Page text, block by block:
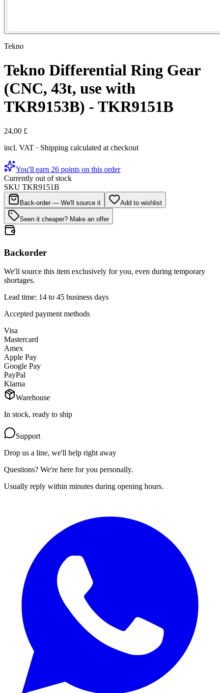
Tekno
Tekno Differential Ring Gear
(CNC, 43t, use with
TKR9153B) - TKR9151B
24,00 £
incl. VAT · Shipping calculated at checkout
You'll earn 26 points on this order
Currently out of stock
SKU TKR9151B
Back-order — We'll source it Add to wishlist
Seen it cheaper? Make an offer
Backorder
We'll source this item exclusively for you, even during temporary
shortages.
Lead time: 14 to 45 business days
Accepted payment methods
Visa
Mastercard
Amex
Apple Pay
Google Pay
PayPal
Klarna
Warehouse
In stock, ready to ship
Support
Drop us a line, we'll help right away
Questions? We're here for you personally.
Usually reply within minutes during opening hours.